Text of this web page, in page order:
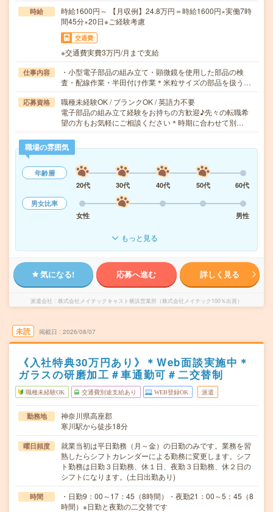
時給
時給1600円～ 【月収例】24.8万円＝時給1600円×実働7時
間45分×20日※ご経験考慮
交通費
※交通費実費3万円/月まで支給
仕事内容
・小型電子部品の組み立て・顕微鏡を使用した部品の検
査・配線作業・半田付け作業＊米粒サイズの部品を扱う…
応募資格
職種未経験OK / ブランクOK / 英語力不要
電子部品の組み立て経験をお持ちの方歓迎♪先々の転職希
望の方もお気軽にご相談ください＊時期に合わせて別…
職場の雰囲気
年齢層
20代
30代 40代 50代
60代
男女比率
女性
男性
もっと見る
気になる! 応募へ進む 詳しく見る
派遣会社 株式会社メイテックキャスト横浜営業所（株式会社メイテック100％出資）
未読 掲載日 2026/08/07
《入社特典30万円あり》＊Web面談実施中＊
ガラスの研磨加工＃車通勤可＃二交替制
職種未経験OK 交通費別途支給あり WEB登録OK 派遣
勤務地
神奈川県高座郡
寒川駅から徒歩18分
曜日頻度
就業当初は平日勤務（月～金）の日勤のみです。業務を習
熟したらシフトカレンダーによる勤務に変更します。シフ
ト勤務は日勤３日勤務、休１日、夜勤３日勤務、休２日の
シフトになります。(土日出勤あり)
時間
・日勤9：00～17：45（8時間）・夜勤21：00～5：45（8
時間）※日勤と夜勤の二交替です